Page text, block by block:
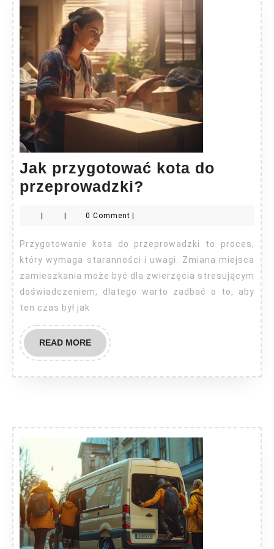
Jak przygotować kota do
przeprowadzki?
do
przeprowadzki?
| | 0 Comment |
Przygotowanie kota do przeprowadzki to proces,
który wymaga staranności i uwagi. Zmiana miejsca
zamieszkania może być dla zwierzęcia stresującym
doświadczeniem, dlatego warto zadbać o to, aby
ten czas był jak
READ MOREREAD
MORE